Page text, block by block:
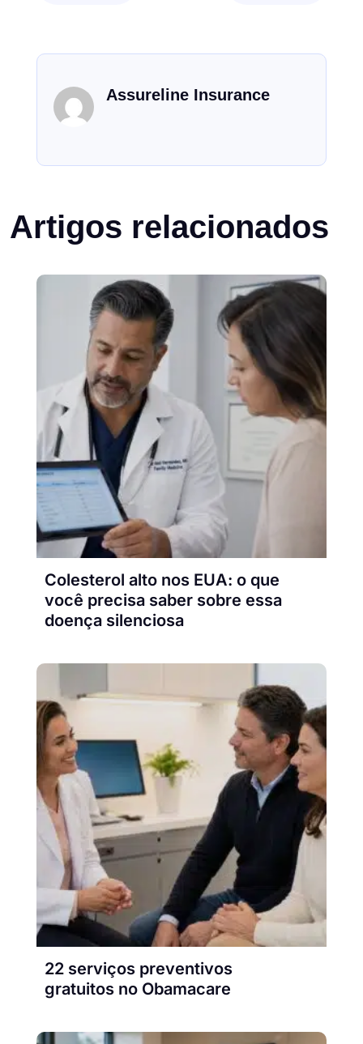
Assureline Insurance
Artigos relacionados
Colesterol alto nos EUA: o que
você precisa saber sobre essa
doença silenciosa
22 serviços preventivos
gratuitos no Obamacare